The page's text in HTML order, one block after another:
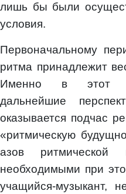
лишь бы были
условия.
Первоначальному
ритма принадлежит
Именно в этот
дальнейшие
оказывается подчас
«ритмическую
азов
необходимыми при
учащийся-музыкант,